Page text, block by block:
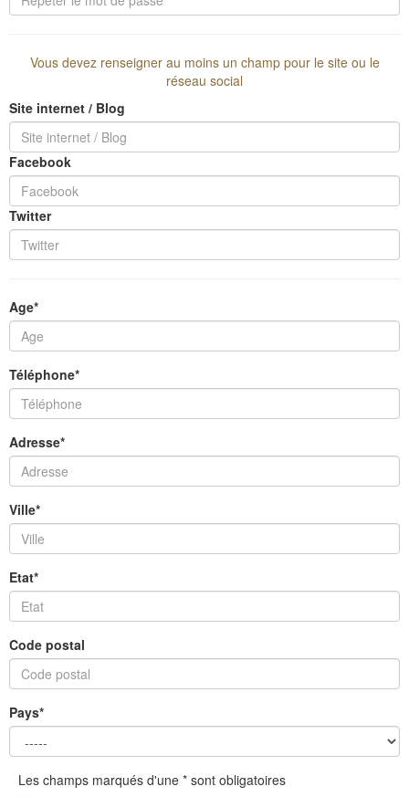
Vous devez renseigner au moins un champ pour le site ou le
réseau social
Site internet / Blog
Facebook
Twitter
Age*
Téléphone*
Adresse*
Ville*
Etat*
Code postal
Pays*
Les champs marqués d'une * sont obligatoires